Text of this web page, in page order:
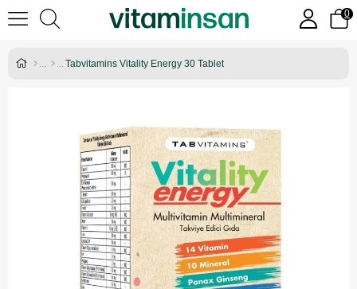
0
Tabvitamins Vitality Energy 30 Tablet